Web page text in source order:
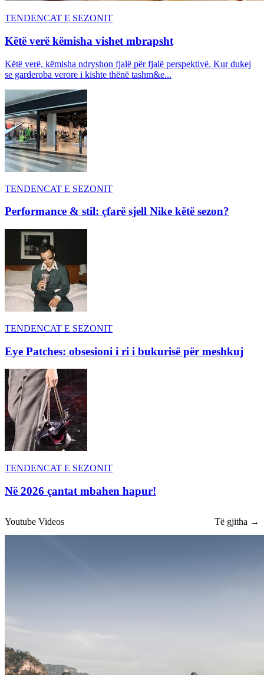
TENDENCAT E SEZONIT
Këtë verë këmisha vishet mbrapsht
Këtë verë, këmisha ndryshon fjalë për fjalë perspektivë. Kur dukej
se garderoba verore i kishte thënë tashm&e...
TENDENCAT E SEZONIT
Performance & stil: çfarë sjell Nike këtë sezon?
TENDENCAT E SEZONIT
Eye Patches: obsesioni i ri i bukurisë për meshkuj
TENDENCAT E SEZONIT
Në 2026 çantat mbahen hapur!
Youtube Videos Të gjitha →